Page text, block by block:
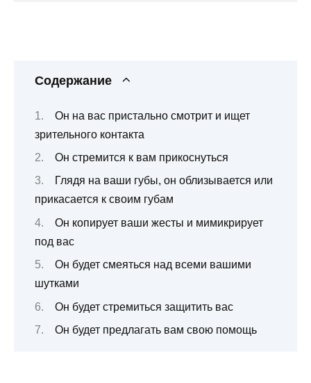
Содержание
Он на вас пристально смотрит и ищет
зрительного контакта
Он стремится к вам прикоснуться
Глядя на ваши губы, он облизывается или
прикасается к своим губам
Он копирует ваши жесты и мимикрирует
под вас
Он будет смеяться над всеми вашими
шутками
Он будет стремиться защитить вас
Он будет предлагать вам свою помощь